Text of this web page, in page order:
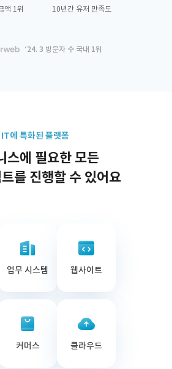
액 1위 10년간 유저 만족도
‘24. 3 방문자 수 국내 1위
IT에 특화된 플랫폼
스에 필요한 모든
를 진행할 수 있어요
업무 시스템 웹사이트
커머스 클라우드